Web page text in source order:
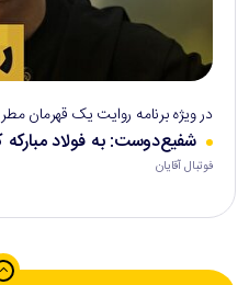
در ویژه برنامه روایت یک قهرمان
شفیع‌دوست: به فولاد
فوتبال آقایان